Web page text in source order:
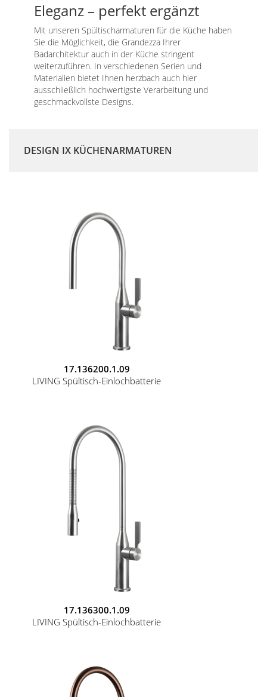
Eleganz – perfekt ergänzt
Mit unseren Spültischarmaturen für die Küche haben
Sie die Möglichkeit, die Grandezza Ihrer
Badarchitektur auch in der Küche stringent
weiterzuführen. In verschiedenen Serien und
Materialien bietet Ihnen herzbach auch hier
ausschließlich hochwertigste Verarbeitung und
geschmackvollste Designs.
DESIGN IX KÜCHENARMATUREN
17.136200.1.09
LIVING Spültisch-Einlochbatterie
17.136300.1.09
LIVING Spültisch-Einlochbatterie